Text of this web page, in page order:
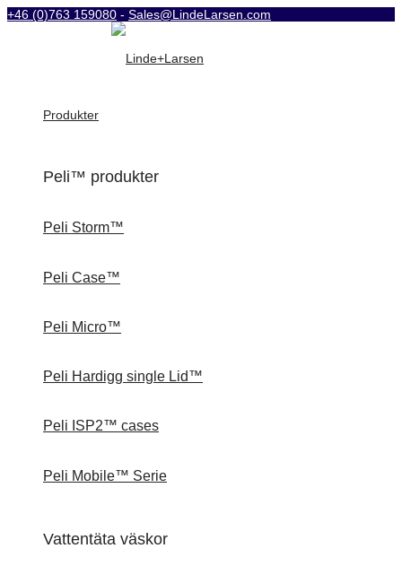
+46 (0)763 159080 - Sales@LindeLarsen.com
Produkter
Peli™ produkter
Peli Storm™
Peli Case™
Peli Micro™
Peli Hardigg single Lid™
Peli ISP2™ cases
Peli Mobile™ Serie
Vattentäta väskor